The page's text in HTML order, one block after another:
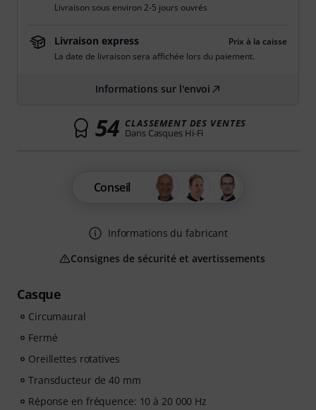
Casque
Circumaural
Fermé
Oreillettes rotatives
Transducteur de 40 mm
Réponse en fréquence: 10 à 20 000 Hz
Livraison sous environ 2-5 jours ouvrés
Livraison express
Prix à la caisse
La date de livraison sera affichée lors du paiement.
Informations sur l'envoi
54 CLASSEMENT DES VENTES
Dans Casques Hi-Fi
Conseil
Informations du fabricant
Consignes de sécurité et avertissements